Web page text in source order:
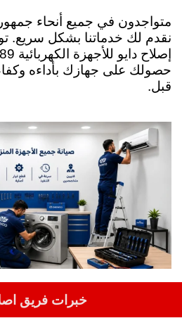
متواجدون في جميع أنحاء
نقدم لك خدماتنا بشكل سريع.
حصولك على جهازك بأداءه
قبل.
خبرات فريق